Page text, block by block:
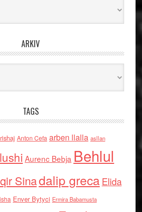
ARKIV
TAGS
Anton Cefa arben llalla asllan
Aurenc Bebja Behlul
Sinadalip grecaElida
Enver Bytyci Ermira Babamusta